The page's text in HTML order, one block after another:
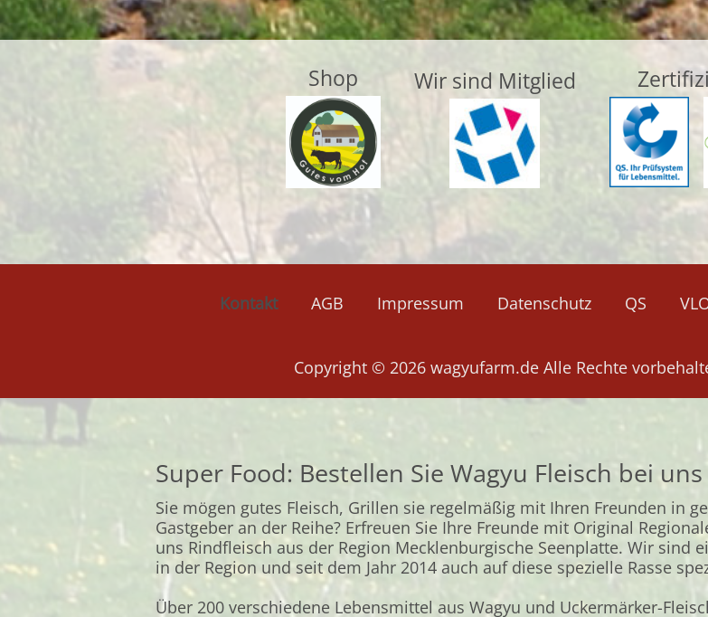
Shop Wir sind Mitglied
Navigation
Kontakt AGB Impressum Datenschutz QS
Copyright © 2026 wagyufarm.de Alle Rechte
Super Food: Bestellen Sie Wagyu Fleisch bei uns
Sie mögen gutes Fleisch, Grillen sie regelmäßig mit Ihren Freunden in
Gastgeber an der Reihe? Erfreuen Sie Ihre Freunde mit Original
uns Rindfleisch aus der Region Mecklenburgische Seenplatte. Wir sind
in der Region und seit dem Jahr 2014 auch auf diese spezielle Rasse
Über 200 verschiedene Lebensmittel aus Wagyu und Uckermärker-